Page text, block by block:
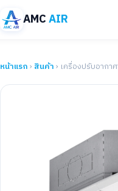
AMCAIR
หน้าแรก› สินค้า› เครื่องปรับอากาศ